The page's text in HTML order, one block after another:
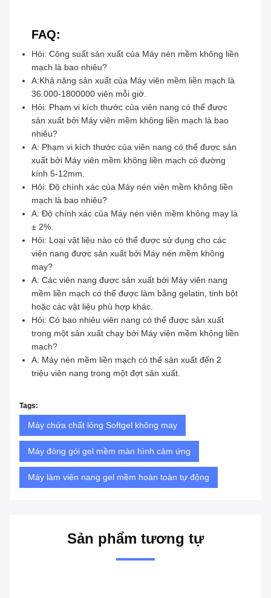
FAQ:
Hỏi: Công suất sản xuất của Máy nén mềm không liền
mạch là bao nhiêu?
A:Khả năng sản xuất của Máy viên mềm liền mạch là
36.000-1800000 viên mỗi giờ.
Hỏi: Phạm vi kích thước của viên nang có thể được
sản xuất bởi Máy viên mềm không liền mạch là bao
nhiêu?
A: Phạm vi kích thước của viên nang có thể được sản
xuất bởi Máy viên mềm không liền mạch có đường
kính 5-12mm.
Hỏi: Độ chính xác của Máy nén viên mềm không liền
mạch là bao nhiêu?
A: Độ chính xác của Máy nén viên mềm không may là
± 2%.
Hỏi: Loại vật liệu nào có thể được sử dụng cho các
viên nang được sản xuất bởi Máy nén mềm không
may?
A: Các viên nang được sản xuất bởi Máy viên nang
mềm liền mạch có thể được làm bằng gelatin, tinh bột
hoặc các vật liệu phù hợp khác.
Hỏi: Có bao nhiêu viên nang có thể được sản xuất
trong một sản xuất chạy bởi Máy viên mềm không liền
mạch?
A: Máy nén mềm liền mạch có thể sản xuất đến 2
triệu viên nang trong một đợt sản xuất.
Tags:
Máy chứa chất lỏng Softgel không may
Máy đóng gói gel mềm màn hình cảm ứng
Máy làm viên nang gel mềm hoàn toàn tự động
Sản phẩm tương tự